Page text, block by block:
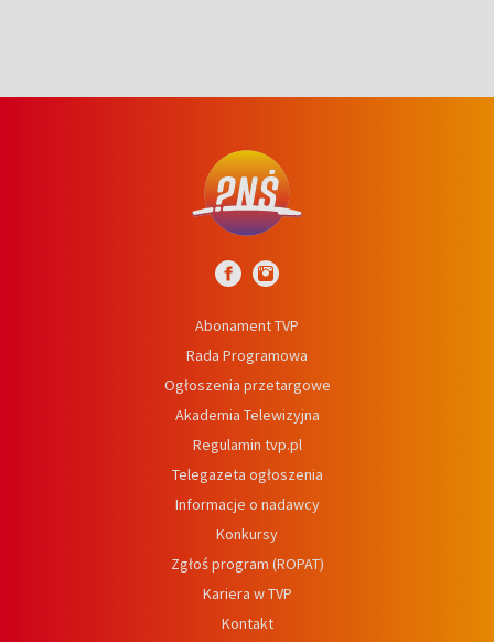
Abonament TVP
Rada Programowa
Ogłoszenia przetargowe
Akademia Telewizyjna
Regulamin tvp.pl
Telegazeta ogłoszenia
Informacje o nadawcy
Konkursy
Zgłoś program (ROPAT)
Kariera w TVP
Kontakt